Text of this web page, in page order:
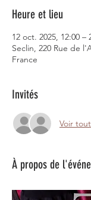
Heure et lieu
12 oct. 2025, 12:00 –
Seclin, 220 Rue de
France
Invités
Voir tout
À propos de